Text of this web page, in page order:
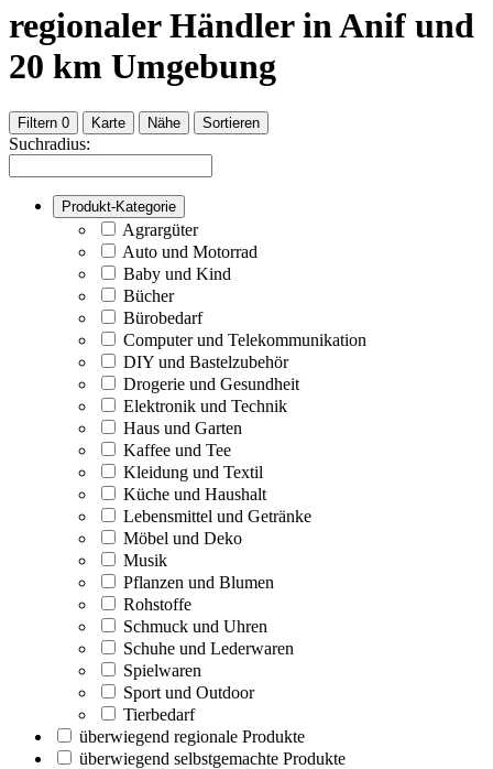
regionaler Händler in Anif und
20 km Umgebung
Filtern 0 Karte Nähe Sortieren
Suchradius:
Produkt-Kategorie
Agrargüter
Auto und Motorrad
Baby und Kind
Bücher
Bürobedarf
Computer und Telekommunikation
DIY und Bastelzubehör
Drogerie und Gesundheit
Elektronik und Technik
Haus und Garten
Kaffee und Tee
Kleidung und Textil
Küche und Haushalt
Lebensmittel und Getränke
Möbel und Deko
Musik
Pflanzen und Blumen
Rohstoffe
Schmuck und Uhren
Schuhe und Lederwaren
Spielwaren
Sport und Outdoor
Tierbedarf
überwiegend regionale Produkte
überwiegend selbstgemachte Produkte